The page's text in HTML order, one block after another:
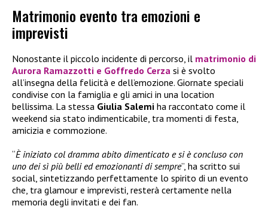
Matrimonio evento tra emozioni e
imprevisti
Nonostante il piccolo incidente di percorso, il matrimonio di
Aurora Ramazzotti e Goffredo Cerza si è svolto
all’insegna della felicità e dell’emozione. Giornate speciali
condivise con la famiglia e gli amici in una location
bellissima. La stessa Giulia Salemi ha raccontato come il
weekend sia stato indimenticabile, tra momenti di festa,
amicizia e commozione.
“È iniziato col dramma abito dimenticato e si è concluso con
uno dei sì più belli ed emozionanti di sempre”, ha scritto sui
social, sintetizzando perfettamente lo spirito di un evento
che, tra glamour e imprevisti, resterà certamente nella
memoria degli invitati e dei fan.